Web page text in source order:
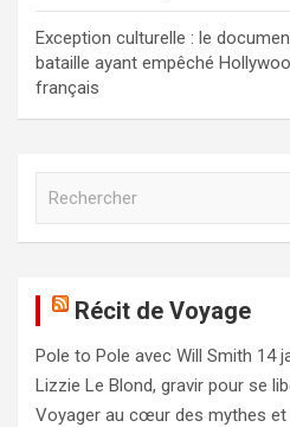
Exception culturelle : le
bataille ayant empêché
français
c
h
e
r
Récit de Voyage
Pole to Pole avec Will Smith 14
Lizzie Le Blond, gravir pour se
Voyager au cœur des mythes